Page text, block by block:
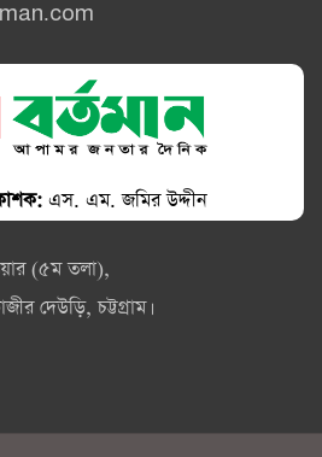
এস. এম. জমির উদ্দীন
(৫ম তলা),
দেউড়ি, চট্টগ্রাম।